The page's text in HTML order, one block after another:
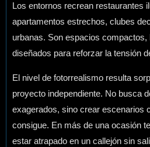
Los entornos recrean restaurantes
apartamentos estrechos, clubes
urbanas. Son espacios compactos,
diseñados para reforzar la tensión
El nivel de fotorrealismo resulta
proyecto independiente. No busca
exagerados, sino crear escenarios
consigue. En más de una ocasión
estar atrapado en un callejón sin